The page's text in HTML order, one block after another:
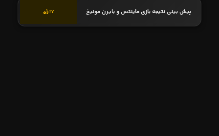
پیش بینی نتیجه بازی ماینتس و بایرن مونیخ 27 رأی